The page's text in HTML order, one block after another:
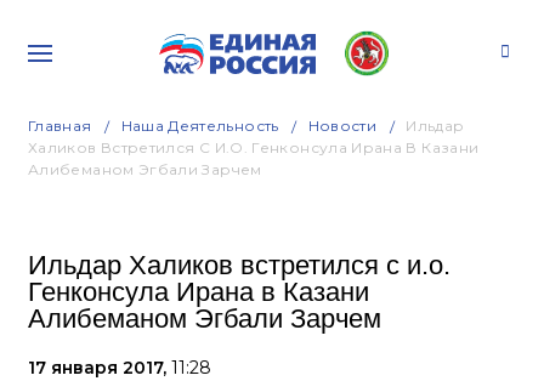
Главная Наша Деятельность Новости
Ильдар
Халиков Встретился С И.о. Генконсула Ирана В Казани
Алибеманом Эгбали Зарчем
Ильдар Халиков встретился с и.о.
Генконсула Ирана в Казани
Алибеманом Эгбали Зарчем
17 января 2017, 11:28